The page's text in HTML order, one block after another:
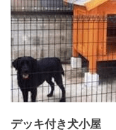
デッキ付き犬小屋